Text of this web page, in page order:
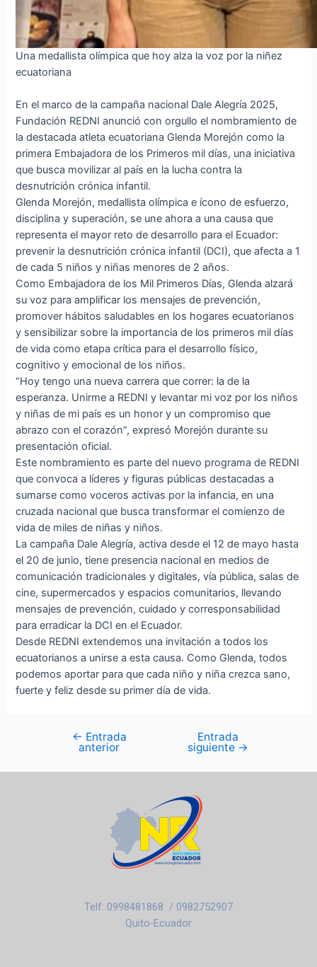
Una medallista olímpica que hoy alza la voz por la niñez
ecuatoriana
En el marco de la campaña nacional Dale Alegría 2025,
Fundación REDNI anunció con orgullo el nombramiento de
la destacada atleta ecuatoriana Glenda Morejón como la
primera Embajadora de los Primeros mil días, una iniciativa
que busca movilizar al país en la lucha contra la
desnutrición crónica infantil.
Glenda Morejón, medallista olímpica e ícono de esfuerzo,
disciplina y superación, se une ahora a una causa que
representa el mayor reto de desarrollo para el Ecuador:
prevenir la desnutrición crónica infantil (DCI), que afecta a 1
de cada 5 niños y niñas menores de 2 años.
Como Embajadora de los Mil Primeros Días, Glenda alzará
su voz para amplificar los mensajes de prevención,
promover hábitos saludables en los hogares ecuatorianos
y sensibilizar sobre la importancia de los primeros mil días
de vida como etapa crítica para el desarrollo físico,
cognitivo y emocional de los niños.
“Hoy tengo una nueva carrera que correr: la de la
esperanza. Unirme a REDNI y levantar mi voz por los niños
y niñas de mi país es un honor y un compromiso que
abrazo con el corazón”, expresó Morejón durante su
presentación oficial.
Este nombramiento es parte del nuevo programa de REDNI
que convoca a líderes y figuras públicas destacadas a
sumarse como voceros activas por la infancia, en una
cruzada nacional que busca transformar el comienzo de
vida de miles de niñas y niños.
La campaña Dale Alegría, activa desde el 12 de mayo hasta
el 20 de junio, tiene presencia nacional en medios de
comunicación tradicionales y digitales, vía pública, salas de
cine, supermercados y espacios comunitarios, llevando
mensajes de prevención, cuidado y corresponsabilidad
para erradicar la DCI en el Ecuador.
Desde REDNI extendemos una invitación a todos los
ecuatorianos a unirse a esta causa. Como Glenda, todos
podemos aportar para que cada niño y niña crezca sano,
fuerte y feliz desde su primer día de vida.
← Entrada
anterior
Entrada
siguiente →
Telf: 0998481868 / 0982752907
Quito-Ecuador